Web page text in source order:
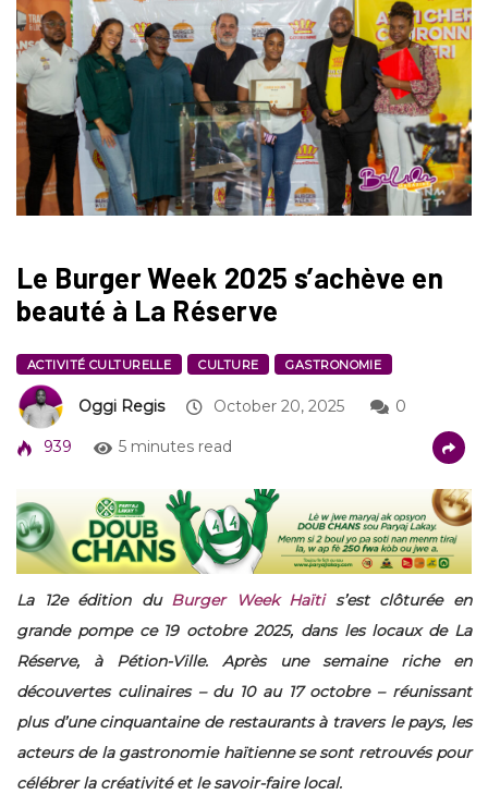
Le Burger Week 2025 s’achève en
beauté à La Réserve
ACTIVITÉ CULTURELLE CULTURE GASTRONOMIE
Oggi Regis October 20, 2025 0
939 5 minutes read
La 12e édition du Burger Week Haïtis’est clôturée en
grande pompe ce 19 octobre 2025, dans les locaux de La
Réserve, à Pétion-Ville. Après une semaine riche en
découvertes culinaires – du 10 au 17 octobre – réunissant
plus d’une cinquantaine de restaurants à travers le pays, les
acteurs de la gastronomie haïtienne se sont retrouvés pour
célébrer la créativité et le savoir-faire local.